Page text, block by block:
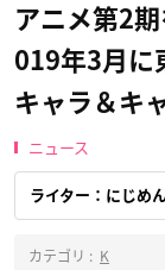
アニメ第2
019年3月に
キャラ＆キ
ニュース
ライター：にじめ
カテゴリ : K